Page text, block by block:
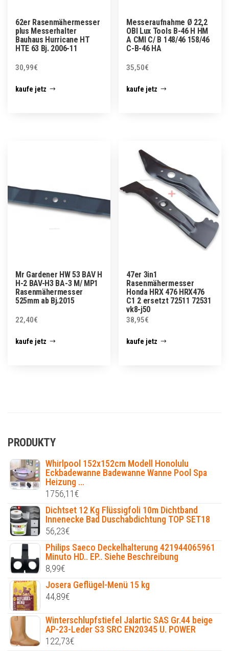
62er Rasenmähermesser
plus Messerhalter
Bauhaus Hurricane HT
HTE 63 Bj. 2006-11
30,99€
kaufe jetz
Messeraufnahme Ø 22,2
OBI Lux Tools B-46 H HM
A CMI C/ B 148/46 158/46
C-B-46 HA
35,50€
kaufe jetz
Mr Gardener HW 53 BAV H
H-2 BAV-H3 BA-3 M/ MP1
Rasenmähermesser
525mm ab Bj.2015
22,40€
kaufe jetz
47er 3in1
Rasenmähermesser
Honda HRX 476 HRX476
C1 2 ersetzt 72511 72531
vk8-j50
38,95€
kaufe jetz
PRODUKTY
Whirlpool 152x152cm Modell Honolulu
Eckbadewanne Badewanne Wanne Pool Spa
Heizung ...
1756,11€
Dichtset 12 Kg Flüssigfoli 10m Dichtband
Innenecke Bad Duschabdichtung TOP SET18
56,23€
Philips Saeco Deckelhalterung 421944065961
Minuto HD.. EP.. Siehe Beschreibung
8,99€
Josera Geflügel-Menü 15 kg
44,89€
Winterschlupfstiefel Jalartic SAS Gr.44 beige
AP-23-Leder S3 SRC EN20345 U. POWER
122,73€